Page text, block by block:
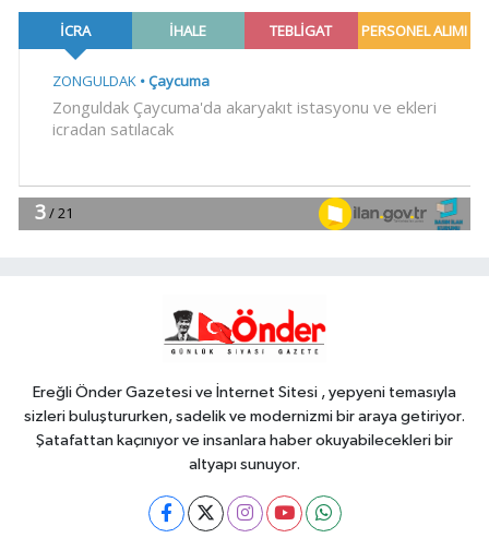
Müdürlüğü kuruluyor
15:26TÜRKYED: Gençlere yapılan
15:14
Aras'tan 'hukuk müşavirliği'
Ereğli Önder Gazetesi ve İnternet Sitesi , yepyeni temasıyla
sizleri buluştururken, sadelik ve modernizmi bir araya getiriyor.
Şatafattan kaçınıyor ve insanlara haber okuyabilecekleri bir
altyapı sunuyor.